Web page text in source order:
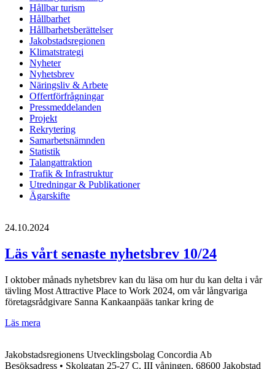
Hållbar turism
Hållbarhet
Hållbarhetsberättelser
Jakobstadsregionen
Klimatstrategi
Nyheter
Nyhetsbrev
Näringsliv & Arbete
Offertförfrågningar
Pressmeddelanden
Projekt
Rekrytering
Samarbetsnämnden
Statistik
Talangattraktion
Trafik & Infrastruktur
Utredningar & Publikationer
Ägarskifte
24.10.2024
Läs vårt senaste nyhetsbrev 10/24
I oktober månads nyhetsbrev kan du läsa om hur du kan delta i vår
tävling Most Attractive Place to Work 2024, om vår långvariga
företagsrådgivare Sanna Kankaanpääs tankar kring de
Läs mera
nyhetsbrev
10/24
Jakobstadsregionens Utvecklingsbolag Concordia Ab
Besöksadress • Skolgatan 25-27 C, III våningen, 68600 Jakobstad